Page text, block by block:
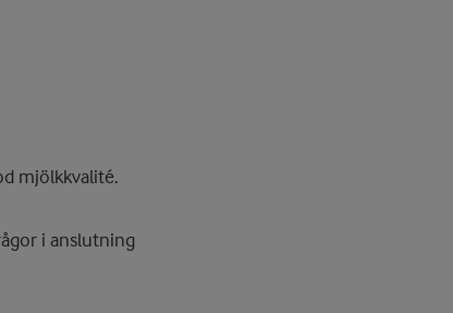
mjölkkvalité.
i anslutning